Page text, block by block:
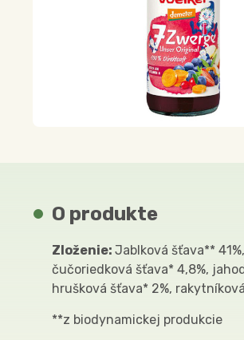
O produkte
Zloženie: Jablková šťava**
čučoriedková šťava* 4,8%,
hrušková šťava* 2%,
**z biodynamickej produkcie